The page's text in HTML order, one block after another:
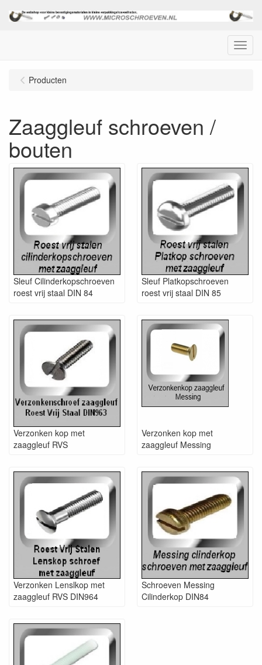
Menu
Producten
Zaaggleuf schroeven /
bouten
Sleuf Cilinderkopschroeven
roest vrij staal DIN 84
Sleuf Platkopschroeven
roest vrij staal DIN 85
Verzonken kop met
zaaggleuf RVS
Verzonken kop met
zaaggleuf Messing
Verzonken Lenslkop met
zaaggleuf RVS DIN964
Schroeven Messing
Cilinderkop DIN84